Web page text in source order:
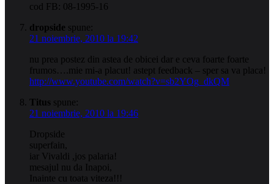
cod FB: 08-1995-16
dropside spune:
21 noiembrie, 2010 la 19:42
nu prea postez din astea de obicei dar e ceva foarte foarte
frumos….mie mi-a placut! astept feedback – sper sa va placa!
http://www.youtube.com/watch?v=sb2YOg_dkQM
Titus spune:
21 noiembrie, 2010 la 19:46
Dropside
superfain,
iar Vivaldi ,jos palaria!
mesajul nu da Inapoi,
Inainte cu toata viteza!!!